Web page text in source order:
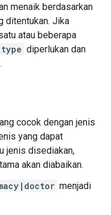
menaik berdasarkan
ditentukan. Jika
atau beberapa
type diperlukan dan
cocok dengan jenis
yang dapat
jenis disediakan,
akan diabaikan.
menjadi